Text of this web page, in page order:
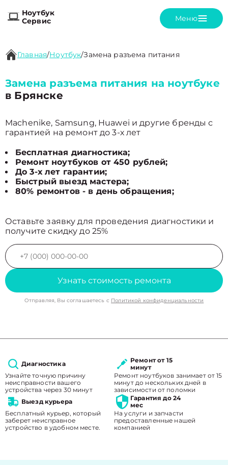
Ноутбук
Сервис
Меню
Главная/Ноутбук/Замена разъема питания
Замена разъема питания на ноутбуке
в Брянске
Machenike, Samsung, Huawei и другие бренды с
гарантией на ремонт до 3-х лет
Бесплатная диагностика;
Ремонт ноутбуков от 450 рублей;
До 3-х лет гарантии;
Быстрый выезд мастера;
80% ремонтов - в день обращения;
Оставьте заявку для проведения диагностики и
получите скидку до 25%
Узнать стоимость ремонта
Отправляя, Вы соглашаетесь с Политикой конфиденциальности
Диагностика
Узнайте точную причину
неисправности вашего
устройства через 30 минут
Ремонт от 15
минут
Ремонт ноутбуков занимает от 15
минут до нескольких дней в
зависимости от поломки
Выезд курьера
Бесплатный курьер, который
заберет неисправное
устройство в удобном месте.
Гарантия до 24
мес
На услуги и запчасти
предоставленные нашей
компанией